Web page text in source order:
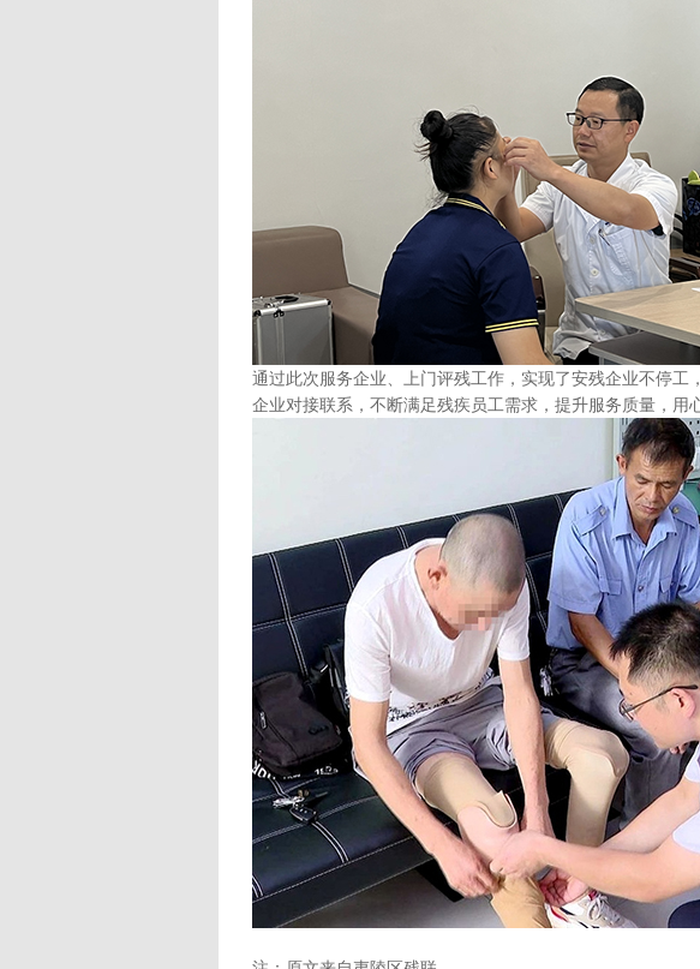
通过此次服务企业、上门评残工作，实现了安残企业不停
企业对接联系，不断满足残疾员工需求，提升服务质量，用